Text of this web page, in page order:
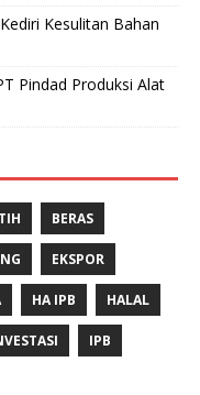
Kesulitan Bahan
Pindad Produksi Alat
BERAS
EKSPOR
HA IPB HALAL
IPB